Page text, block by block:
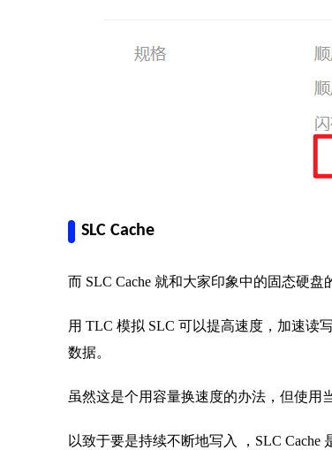
SLC Cache
而 SLC Cache 就和大家印象中的固态硬盘
用 TLC 模拟 SLC 可以提高速度，加速读
数据。
虽然这是个用容量换速度的办法，但使用
以致于要是持续不断地写入 ，SLC Cache